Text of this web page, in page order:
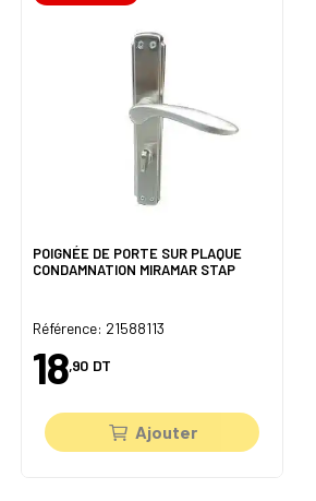
POIGNÉE DE PORTE SUR PLAQUE
CONDAMNATION MIRAMAR STAP
Référence: 21588113
18,90 DT
Ajouter